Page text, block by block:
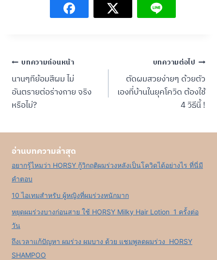
แนะแนว
เรื่อง
บทความก่อนหน้า
นานๆทีย้อมสีผม ไม่
อันตรายต่อร่างกาย จริง
หรือไม่?
บทความต่อไป
ตัดผมสวยง่ายๆ ด้วยตัว
เองที่บ้านในยุคโควิด ต้องใช้
4 วิธีนี้ !
อ่านบทความล่าสุด
อยากรู้ไหมว่า HORSY กู้วิกฤติผมร่วงหลังเป็นโควิดได้อย่างไร ที่นี่มี
คำตอบ
10 ไอเทมสำหรับ ผู้หญิงที่ผมร่วงหนักมาก
หยุดผมร่วงบางก่อนสาย ใช้ HORSY Milky Hair Lotion 1 ครั้งต่อ
วัน
ถึงเวลาแก้ปัญหา ผมร่วง ผมบาง ด้วย แชมพูลดผมร่วง HORSY
SHAMPOO